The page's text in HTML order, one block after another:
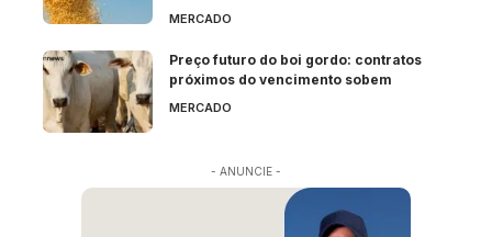
MERCADO
Preço futuro do boi gordo: contratos
próximos do vencimento sobem
MERCADO
- ANUNCIE -